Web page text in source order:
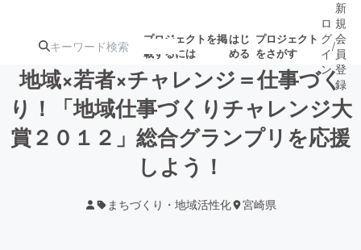
プロジェクトを掲
載するには
はじ
める
プロジェクト
をさがす
人気のプロ
注目のリ
注目の新着プロ
ジェクト
募集終了が近いプ もうすぐ公開
されます
アート・写真
ロ
グ
イ
ン
/
新
規
会
員
登
録
地域×若者×チャレンジ＝仕事づく
り！「地域仕事づくりチャレンジ大
賞２０１２」総合グランプリを応援
しよう！
まちづくり・地域活性化 宮崎県